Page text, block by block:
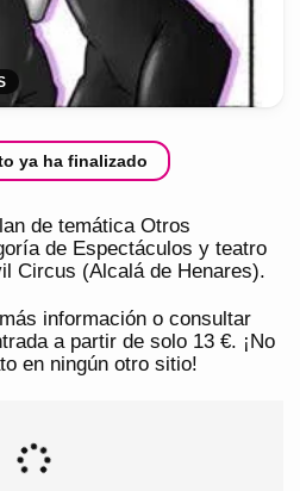
ya ha finalizado
de temática Otros
de Espectáculos y teatro
Circus (Alcalá de Henares).
información o consultar
a partir de solo 13 €. ¡No
en ningún otro sitio!